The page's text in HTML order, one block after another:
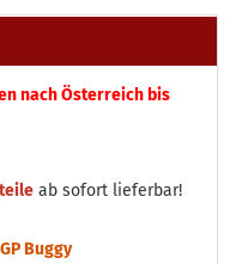
nach Österreich bis
ab sofort lieferbar!
Buggy